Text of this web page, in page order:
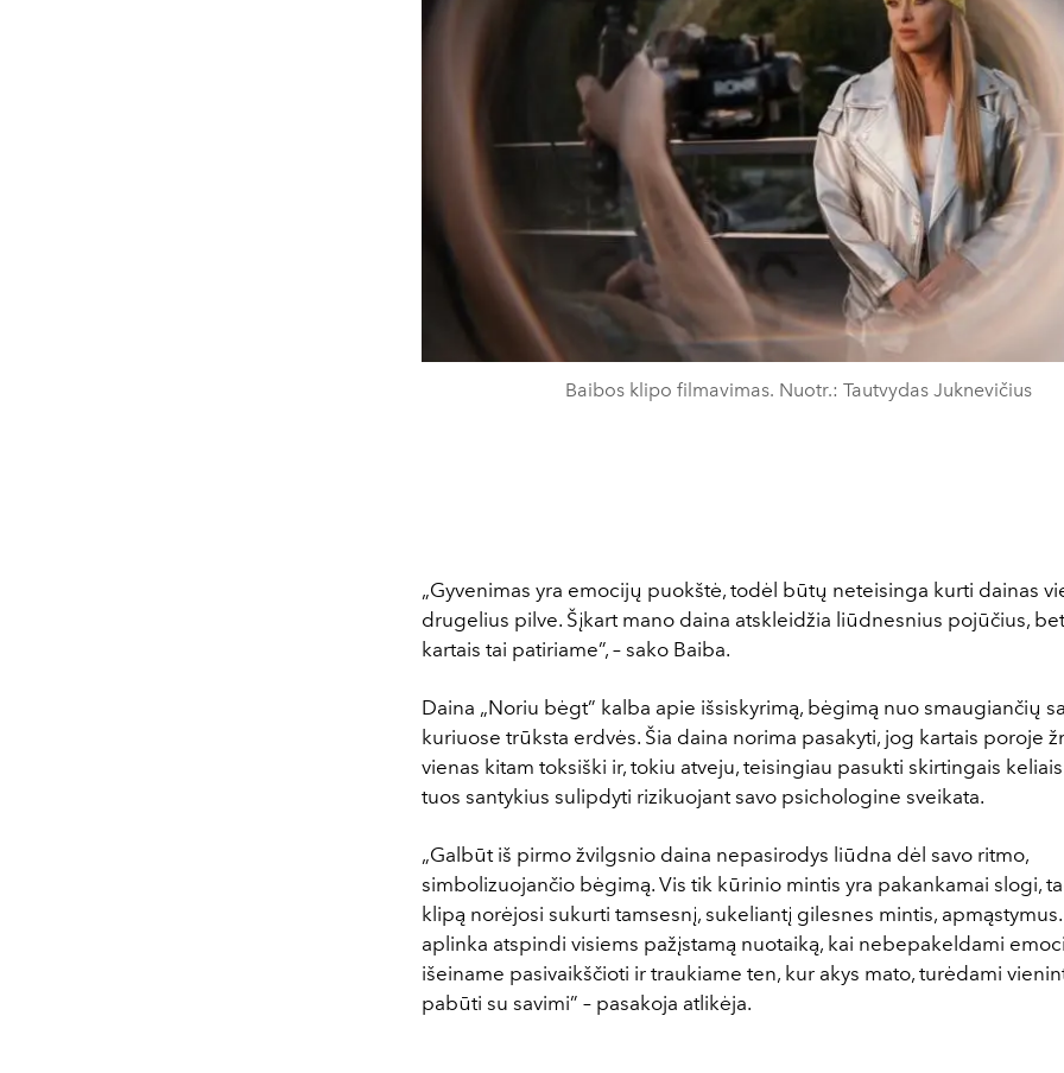
Baibos klipo filmavimas. Nuotr.: Tautvydas Juknevičius
„Gyvenimas yra emocijų puokštė, todėl būtų neteisinga kurti dainas
drugelius pilve. Šįkart mano daina atskleidžia liūdnesnius pojūčius,
kartais tai patiriame”, – sako Baiba.
Daina „Noriu bėgt” kalba apie išsiskyrimą, bėgimą nuo smaugiančių
kuriuose trūksta erdvės. Šia daina norima pasakyti, jog kartais poroje
vienas kitam toksiški ir, tokiu atveju, teisingiau pasukti skirtingais
tuos santykius sulipdyti rizikuojant savo psichologine sveikata.
„Galbūt iš pirmo žvilgsnio daina nepasirodys liūdna dėl savo ritmo,
simbolizuojančio bėgimą. Vis tik kūrinio mintis yra pakankamai slogi,
klipą norėjosi sukurti tamsesnį, sukeliantį gilesnes mintis,
aplinka atspindi visiems pažįstamą nuotaiką, kai nebepakeldami
išeiname pasivaikščioti ir traukiame ten, kur akys mato, turėdami
pabūti su savimi” – pasakoja atlikėja.